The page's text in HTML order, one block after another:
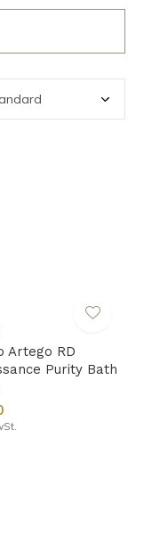
Artego RD
Purity Bath